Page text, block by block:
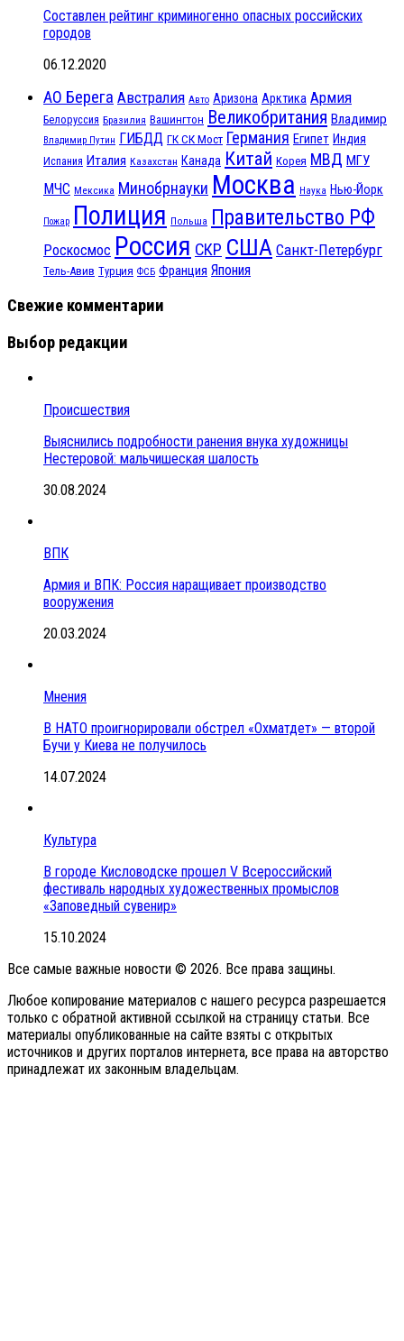
Составлен рейтинг криминогенно опасных российских
городов
06.12.2020
АО Берега Австралия Авто Аризона Арктика Армия
Белоруссия Бразилия Вашингтон Великобритания Владимир
Владимир Путин ГИБДД ГК СК Мост Германия Египет Индия
Испания Италия Казахстан Канада Китай Корея МВД МГУ
МЧС Мексика Минобрнауки Москва Наука Нью-Йорк
Пожар Полиция Польша Правительство РФ
Роскосмос Россия СКР США Санкт-Петербург
Тель-Авив Турция ФСБ Франция Япония
Свежие комментарии
Выбор редакции
Происшествия
Выяснились подробности ранения внука художницы
Нестеровой: мальчишеская шалость
30.08.2024
ВПК
Армия и ВПК: Россия наращивает производство
вооружения
20.03.2024
Мнения
В НАТО проигнорировали обстрел «Охматдет» — второй
Бучи у Киева не получилось
14.07.2024
Культура
В городе Кисловодске прошел V Всероссийский
фестиваль народных художественных промыслов
«Заповедный сувенир»
15.10.2024
Все самые важные новости © 2026. Все права защины.
Любое копирование материалов с нашего ресурса разрешается
только с обратной активной ссылкой на страницу статьи. Все
материалы опубликованные на сайте взяты с открытых
источников и других порталов интернета, все права на авторство
принадлежат их законным владельцам.